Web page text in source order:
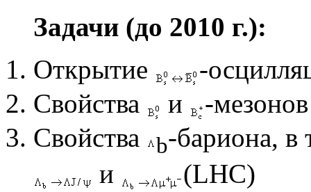
Задачи (до 2010 г.):
Открытие
-
Свойства
и
-
Свойства
b-бариона, в
и
(LHC)